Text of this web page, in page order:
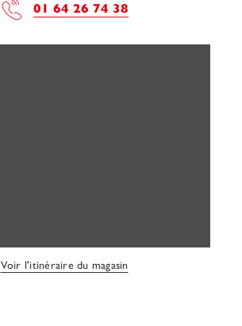
01 64 26 74 38
Voir l'itinéraire du magasin